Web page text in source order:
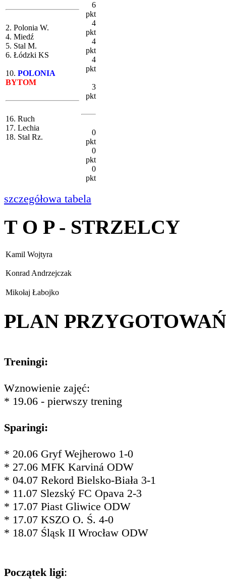
2. Polonia W.
4. Miedź
5. Stal M.
6. Łódzki KS
10. POLONIA
BYTOM
16. Ruch
17. Lechia
18. Stal Rz.
6
pkt
4
pkt
4
pkt
4
pkt
3
pkt
0
pkt
0
pkt
0
pkt
szczegółowa tabela
T O P - STRZELCY
Kamil Wojtyra
Konrad Andrzejczak
Mikołaj Łabojko
PLAN PRZYGOTOWAŃ
Treningi:
Wznowienie zajęć:
* 19.06 - pierwszy trening
Sparingi:
* 20.06 Gryf Wejherowo 1-0
* 27.06 MFK Karviná ODW
* 04.07 Rekord Bielsko-Biała 3-1
* 11.07 Slezský FC Opava 2-3
* 17.07 Piast Gliwice ODW
* 17.07 KSZO O. Ś. 4-0
* 18.07 Śląsk II Wrocław ODW
Początek ligi: